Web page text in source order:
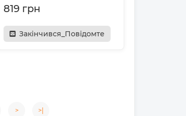
819 грн
Закінчився_Повідомте
> >|